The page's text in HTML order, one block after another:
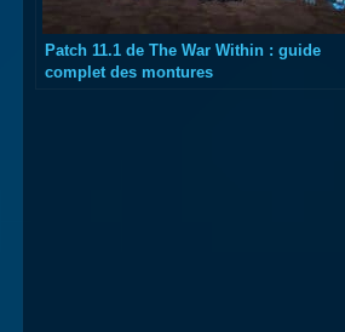
Patch 11.1 de The War Within : guide
complet des montures